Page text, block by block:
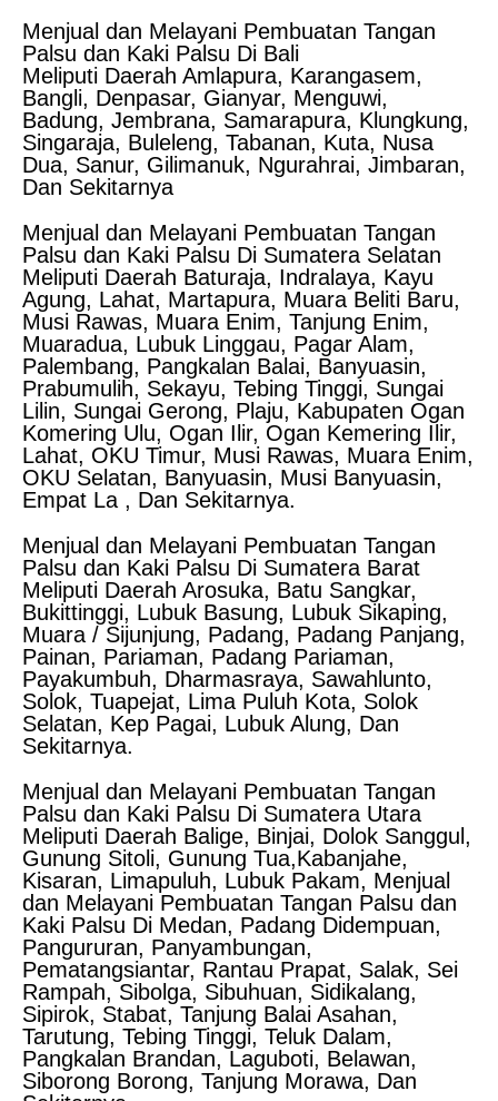
Menjual dan Melayani Pembuatan Tangan
Palsu dan Kaki Palsu Di Bali
Meliputi Daerah Amlapura, Karangasem,
Bangli, Denpasar, Gianyar, Menguwi,
Badung, Jembrana, Samarapura, Klungkung,
Singaraja, Buleleng, Tabanan, Kuta, Nusa
Dua, Sanur, Gilimanuk, Ngurahrai, Jimbaran,
Dan Sekitarnya
Menjual dan Melayani Pembuatan Tangan
Palsu dan Kaki Palsu Di Sumatera Selatan
Meliputi Daerah Baturaja, Indralaya, Kayu
Agung, Lahat, Martapura, Muara Beliti Baru,
Musi Rawas, Muara Enim, Tanjung Enim,
Muaradua, Lubuk Linggau, Pagar Alam,
Palembang, Pangkalan Balai, Banyuasin,
Prabumulih, Sekayu, Tebing Tinggi, Sungai
Lilin, Sungai Gerong, Plaju, Kabupaten Ogan
Komering Ulu, Ogan Ilir, Ogan Kemering Ilir,
Lahat, OKU Timur, Musi Rawas, Muara Enim,
OKU Selatan, Banyuasin, Musi Banyuasin,
Empat La , Dan Sekitarnya.
Menjual dan Melayani Pembuatan Tangan
Palsu dan Kaki Palsu Di Sumatera Barat
Meliputi Daerah Arosuka, Batu Sangkar,
Bukittinggi, Lubuk Basung, Lubuk Sikaping,
Muara / Sijunjung, Padang, Padang Panjang,
Painan, Pariaman, Padang Pariaman,
Payakumbuh, Dharmasraya, Sawahlunto,
Solok, Tuapejat, Lima Puluh Kota, Solok
Selatan, Kep Pagai, Lubuk Alung, Dan
Sekitarnya.
Menjual dan Melayani Pembuatan Tangan
Palsu dan Kaki Palsu Di Sumatera Utara
Meliputi Daerah Balige, Binjai, Dolok Sanggul,
Gunung Sitoli, Gunung Tua,Kabanjahe,
Kisaran, Limapuluh, Lubuk Pakam, Menjual
dan Melayani Pembuatan Tangan Palsu dan
Kaki Palsu Di Medan, Padang Didempuan,
Pangururan, Panyambungan,
Pematangsiantar, Rantau Prapat, Salak, Sei
Rampah, Sibolga, Sibuhuan, Sidikalang,
Sipirok, Stabat, Tanjung Balai Asahan,
Tarutung, Tebing Tinggi, Teluk Dalam,
Pangkalan Brandan, Laguboti, Belawan,
Siborong Borong, Tanjung Morawa, Dan